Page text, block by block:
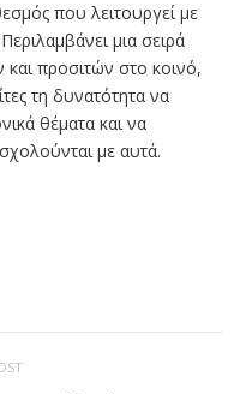
που λειτουργεί με
μια σειρά
και προσιτών στο κοινό,
τη δυνατότητα να
θέματα και να
με αυτά.